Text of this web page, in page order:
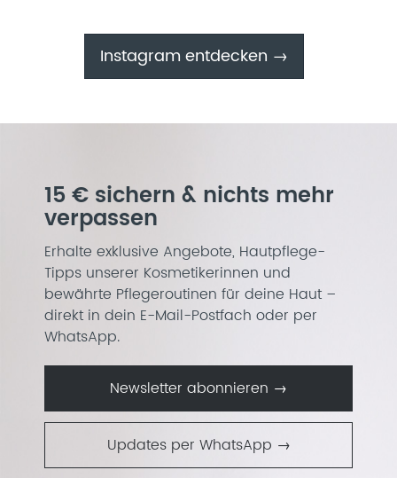
Instagram entdecken →
15 € sichern & nichts mehr
verpassen
Erhalte exklusive Angebote, Hautpflege-
Tipps unserer Kosmetikerinnen und
bewährte Pflegeroutinen für deine Haut –
direkt in dein E-Mail-Postfach oder per
WhatsApp.
Newsletter abonnieren →
Updates per WhatsApp →